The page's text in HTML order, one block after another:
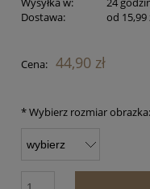
Dostawa:
od 15,99
Cena nie zawiera
Cena: 44,90 zł
*Wybierz rozmiar obrazka: